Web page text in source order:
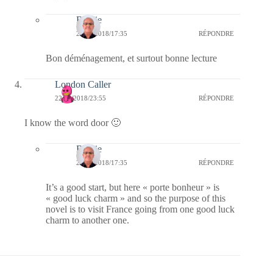
Bernie
24/05/2018/17:35 RÉPONDRE
Bon déménagement, et surtout bonne lecture
London Caller
22/05/2018/23:55 RÉPONDRE
I know the word door 🙂
Bernie
24/05/2018/17:35 RÉPONDRE
It’s a good start, but here « porte bonheur » is
« good luck charm » and so the purpose of this
novel is to visit France going from one good luck
charm to another one.